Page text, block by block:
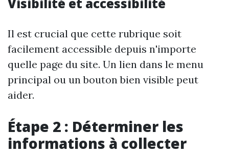
Il est crucial que cette rubrique soit
facilement accessible depuis n'importe
quelle page du site. Un lien dans le menu
principal ou un bouton bien visible peut
aider.
Étape 2 : Déterminer les
informations à collecter